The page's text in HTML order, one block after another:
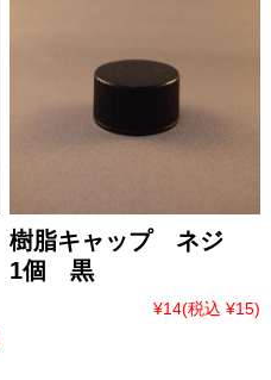
樹脂キャップ ネジ
1個 黒
¥14(税込 ¥15)